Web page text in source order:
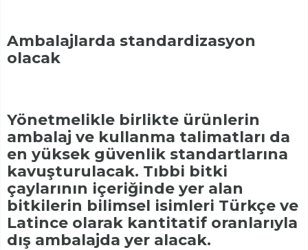
Ambalajlarda standardizasyon
olacak
Yönetmelikle birlikte ürünlerin
ambalaj ve kullanma talimatları da
en yüksek güvenlik standartlarına
kavuşturulacak. Tıbbi bitki
çaylarının içeriğinde yer alan
bitkilerin bilimsel isimleri Türkçe ve
Latince olarak kantitatif oranlarıyla
dış ambalajda yer alacak.